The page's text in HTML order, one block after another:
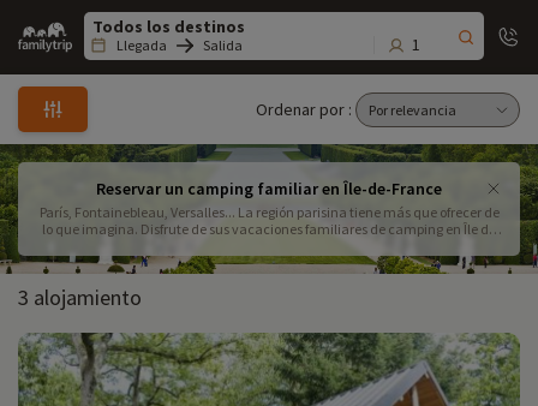
Family
trip
Llegada Salida 1
Ordenar por :
Reservar un camping familiar en Île-de-France
París, Fontainebleau, Versalles... La región parisina tiene más que ofrecer de
lo que imagina. Disfrute de sus vacaciones familiares de camping en Île de
disfrute de unas vacaciones relajantes.
3 alojamiento